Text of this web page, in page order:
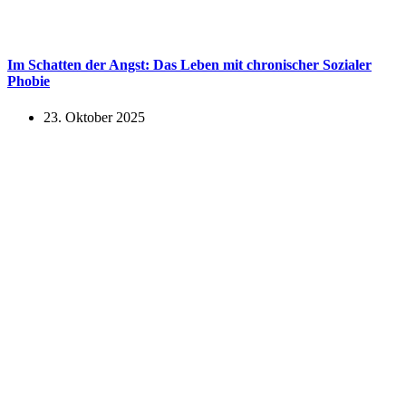
Im Schatten der Angst: Das Leben mit chronischer Sozialer
Phobie
23. Oktober 2025